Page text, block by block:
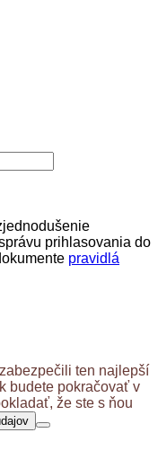
prihlasovania do
pravidlá
ten najlepší
budete pokračovať v
že ste s ňou